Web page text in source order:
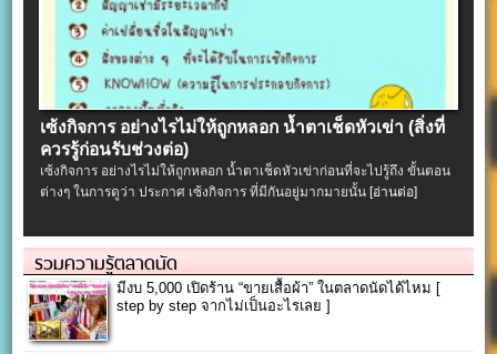
เซ้งกิจการ อย่างไรไม่ให้ถูกหลอก น้ำตาเช็ดหัวเข่า (สิ่งที่
ควรรู้ก่อนรับช่วงต่อ)
เซ้งกิจการ อย่างไรไม่ให้ถูกหลอก น้ำตาเช็ดหัวเข่าก่อนที่จะไปรู้ถึง ขั้นตอน
ต่างๆ ในการดูว่า ประกาศ เซ้งกิจการ ที่มีกันอยู่มากมายนั้น[อ่านต่อ]
รวมความรู้ตลาดนัด
มีงบ 5,000 เปิดร้าน “ขายเสื้อผ้า” ในตลาดนัดได้ไหม [
step by step จากไม่เป็นอะไรเลย ]